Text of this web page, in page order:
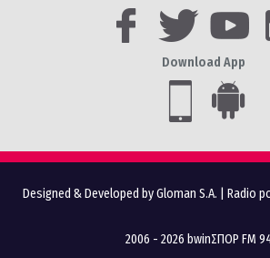
Download App
Designed & Developed by Gloman S.A. Radio
2006 - 2026 bwinΣΠΟΡ FM